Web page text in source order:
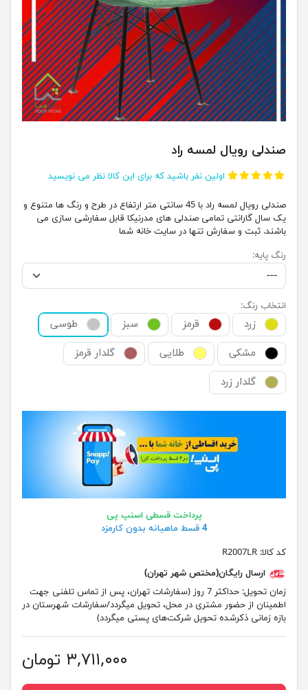
صندلی رویال لمسه راد
اولین نفر باشید که برای این کالا نظر می نویسید
صندلی رویال لمسه راد با 45 سانتی متر ارتفاع در طرح و رنگ ها متنوع و
یک سال گارانتی تمامی صندلی های مدرنیکا قابل سفارشی سازی می
باشند. ثبت و سفارش تنها در سایت خانه شما
رنگ پایه:
انتخاب رنگ:
زرد قرمز سبز
طوسی
مشکی
طلایی
گلدار قرمز
گلدار زرد
پرداخت قسطی اسنپ پی
4 قسط ماهیانه بدون کارمزد
کد کالا: R2007LR
ارسال رایگان(مختص شهر تهران)
زمان تحویل:
حداکثر 7 روز (سفارشات تهران، پس از تماس تلفنی جهت
اطمینان از حضور مشتری در محل، تحویل میگردد/سفارشات شهرستان در
بازه زمانی ذکرشده تحویل شرکت‌های پستی میگردد)
۳,۷۱۱,۰۰۰ تومان